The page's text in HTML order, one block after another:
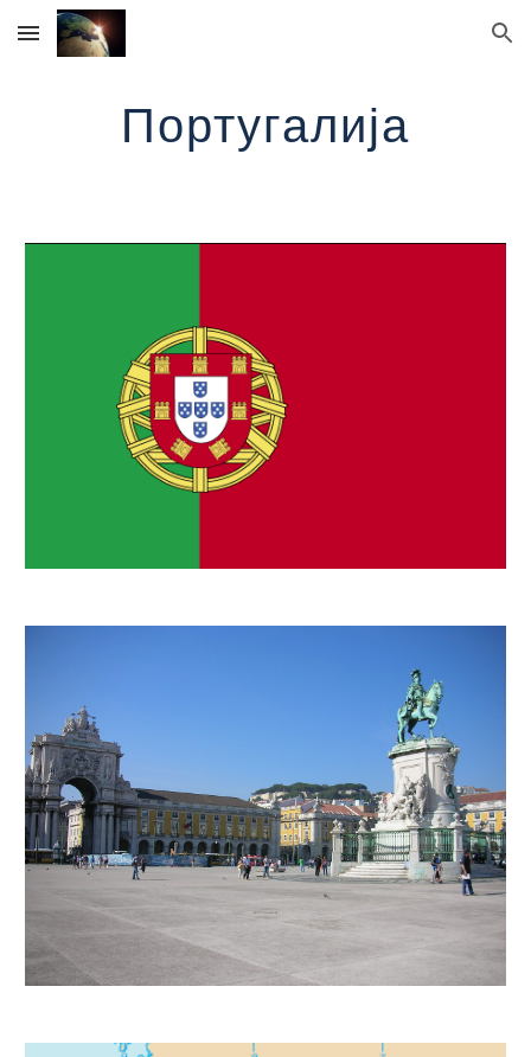
Skip to main content Skip to navigation
Португалија